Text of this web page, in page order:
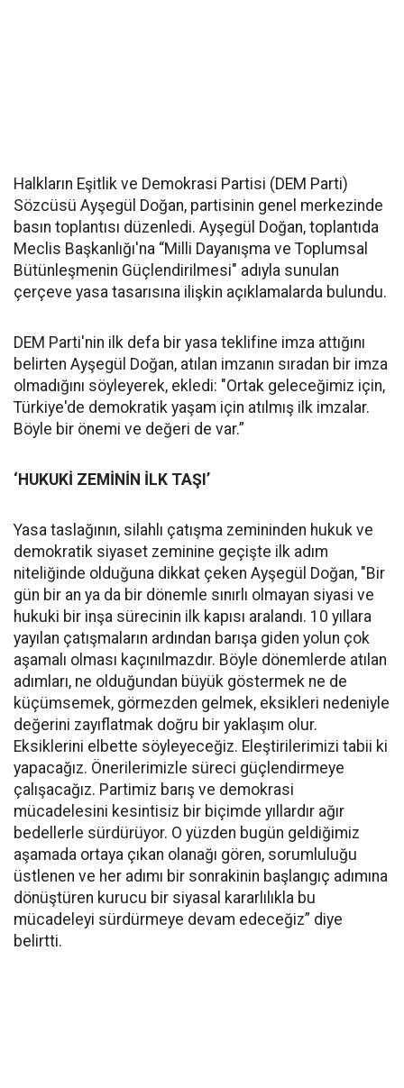
Halkların Eşitlik ve Demokrasi Partisi (DEM Parti)
Sözcüsü Ayşegül Doğan, partisinin genel merkezinde
basın toplantısı düzenledi. Ayşegül Doğan, toplantıda
Meclis Başkanlığı'na “Milli Dayanışma ve Toplumsal
Bütünleşmenin Güçlendirilmesi" adıyla sunulan
çerçeve yasa tasarısına ilişkin açıklamalarda bulundu.
DEM Parti'nin ilk defa bir yasa teklifine imza attığını
belirten Ayşegül Doğan, atılan imzanın sıradan bir imza
olmadığını söyleyerek, ekledi: "Ortak geleceğimiz için,
Türkiye'de demokratik yaşam için atılmış ilk imzalar.
Böyle bir önemi ve değeri de var.”
‘HUKUKİ ZEMİNİN İLK TAŞI’
Yasa taslağının, silahlı çatışma zemininden hukuk ve
demokratik siyaset zeminine geçişte ilk adım
niteliğinde olduğuna dikkat çeken Ayşegül Doğan, "Bir
gün bir an ya da bir dönemle sınırlı olmayan siyasi ve
hukuki bir inşa sürecinin ilk kapısı aralandı. 10 yıllara
yayılan çatışmaların ardından barışa giden yolun çok
aşamalı olması kaçınılmazdır. Böyle dönemlerde atılan
adımları, ne olduğundan büyük göstermek ne de
küçümsemek, görmezden gelmek, eksikleri nedeniyle
değerini zayıflatmak doğru bir yaklaşım olur.
Eksiklerini elbette söyleyeceğiz. Eleştirilerimizi tabii ki
yapacağız. Önerilerimizle süreci güçlendirmeye
çalışacağız. Partimiz barış ve demokrasi
mücadelesini kesintisiz bir biçimde yıllardır ağır
bedellerle sürdürüyor. O yüzden bugün geldiğimiz
aşamada ortaya çıkan olanağı gören, sorumluluğu
üstlenen ve her adımı bir sonrakinin başlangıç adımına
dönüştüren kurucu bir siyasal kararlılıkla bu
mücadeleyi sürdürmeye devam edeceğiz” diye
belirtti.